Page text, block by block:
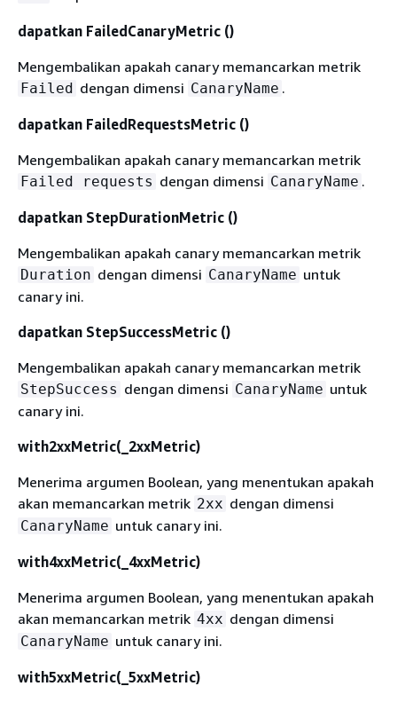
dapatkan FailedCanaryMetric ()
Mengembalikan apakah canary memancarkan metrik
Failed dengan dimensi CanaryName .
dapatkan FailedRequestsMetric ()
Mengembalikan apakah canary memancarkan metrik
Failed requests dengan dimensi CanaryName .
dapatkan StepDurationMetric ()
Mengembalikan apakah canary memancarkan metrik
Duration dengan dimensi CanaryName untuk
canary ini.
dapatkan StepSuccessMetric ()
Mengembalikan apakah canary memancarkan metrik
StepSuccess dengan dimensi CanaryName untuk
canary ini.
with2xxMetric(_2xxMetric)
Menerima argumen Boolean, yang menentukan apakah
akan memancarkan metrik 2xx dengan dimensi
CanaryName untuk canary ini.
with4xxMetric(_4xxMetric)
Menerima argumen Boolean, yang menentukan apakah
akan memancarkan metrik 4xx dengan dimensi
CanaryName untuk canary ini.
with5xxMetric(_5xxMetric)